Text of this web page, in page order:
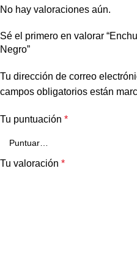
No hay valoraciones aún.
Sé el primero en valorar
Negro”
Tu dirección de correo
campos obligatorios están
Tu puntuación *
Tu valoración *